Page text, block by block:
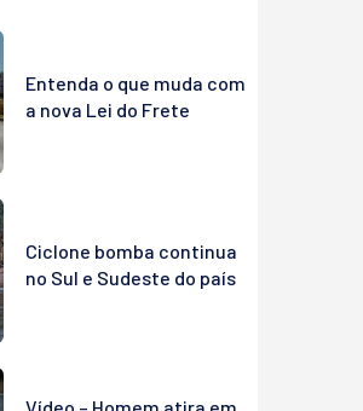
Entenda o que muda com
a nova Lei do Frete
Ciclone bomba continua
no Sul e Sudeste do país